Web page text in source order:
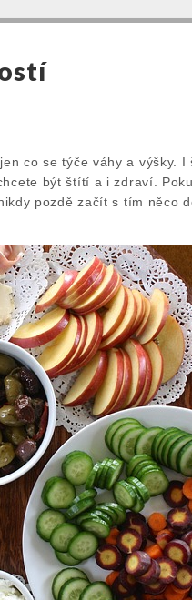
co se týče váhy a výšky.
být štítí a i zdraví.
pozdě začít s tím něco